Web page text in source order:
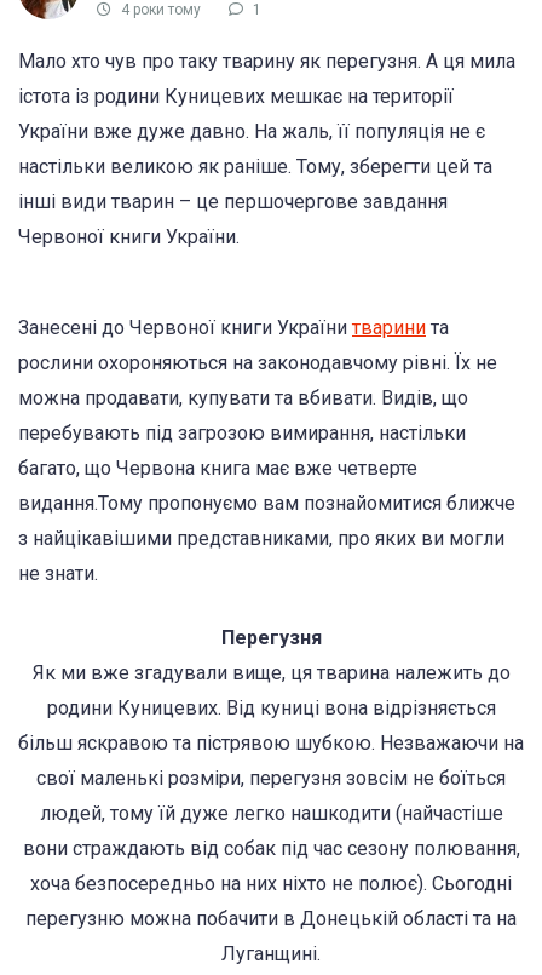
4 роки тому 1
Мало хто чув про таку тварину як перегузня. А ця мила
істота із родини Куницевих мешкає на території
України вже дуже давно. На жаль, її популяція не є
настільки великою як раніше. Тому, зберегти цей та
інші види тварин – це першочергове завдання
Червоної книги України.
Занесені до Червоної книги Українитварини та
рослини охороняються на законодавчому рівні. Їх не
можна продавати, купувати та вбивати. Видів, що
перебувають під загрозою вимирання, настільки
багато, що Червона книга має вже четверте
видання.Тому пропонуємо вам познайомитися ближче
з найцікавішими представниками, про яких ви могли
не знати.
Перегузня
Як ми вже згадували вище, ця тварина належить до
родини Куницевих. Від куниці вона відрізняється
більш яскравою та пістрявою шубкою. Незважаючи на
свої маленькі розміри, перегузня зовсім не боїться
людей, тому їй дуже легко нашкодити (найчастіше
вони страждають від собак під час сезону полювання,
хоча безпосередньо на них ніхто не полює). Сьогодні
перегузню можна побачити в Донецькій області та на
Луганщині.